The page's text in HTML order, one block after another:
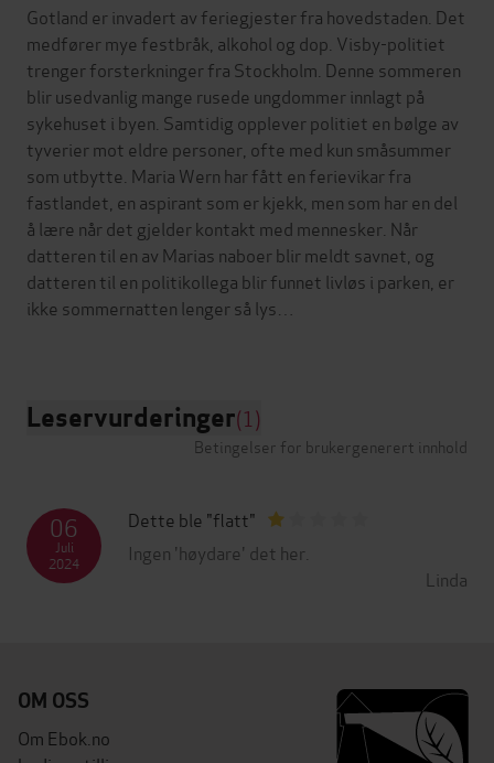
Gotland er invadert av feriegjester fra hovedstaden. Det
medfører mye festbråk, alkohol og dop. Visby-politiet
trenger forsterkninger fra Stockholm. Denne sommeren
blir usedvanlig mange rusede ungdommer innlagt på
sykehuset i byen. Samtidig opplever politiet en bølge av
tyverier mot eldre personer, ofte med kun småsummer
som utbytte. Maria Wern har fått en ferievikar fra
fastlandet, en aspirant som er kjekk, men som har en del
å lære når det gjelder kontakt med mennesker. Når
datteren til en av Marias naboer blir meldt savnet, og
datteren til en politikollega blir funnet livløs i parken, er
ikke sommernatten lenger så lys…
Leservurderinger(1)
Betingelser for brukergenerert innhold
Dette ble "flatt"
Ingen 'høydare' det her.
Linda
06
Juli
2024
OM OSS
Om Ebok.no